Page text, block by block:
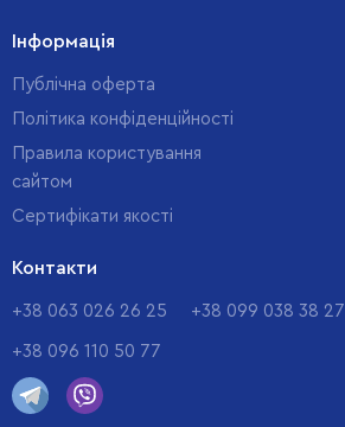
Інформація
Публічна оферта
Політика конфіденційності
Правила користування
сайтом
Cертифікати якості
Контакти
+38 063 026 26 25 +38 099 038 38 27
+38 096 110 50 77